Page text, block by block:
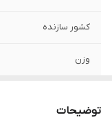
کشور سازنده
وزن
توضیحات